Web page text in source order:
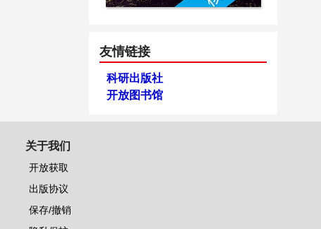
友情链接
科研出版社
开放图书馆
关于我们
开放获取
出版协议
保存/撤销